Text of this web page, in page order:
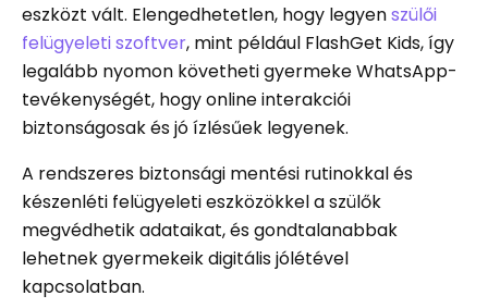
eszközt vált. Elengedhetetlen, hogy legyenszülői
felügyeleti szoftver, mint például FlashGet Kids, így
legalább nyomon követheti gyermeke WhatsApp-
tevékenységét, hogy online interakciói
biztonságosak és jó ízlésűek legyenek.
A rendszeres biztonsági mentési rutinokkal és
készenléti felügyeleti eszközökkel a szülők
megvédhetik adataikat, és gondtalanabbak
lehetnek gyermekeik digitális jólétével
kapcsolatban.